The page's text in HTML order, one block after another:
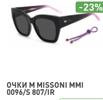
ОЧКИ M MISSONI MMI
0096/S 807/IR
-23%